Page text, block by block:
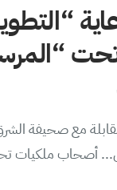
مع صحيفة
أصحاب ملكيات